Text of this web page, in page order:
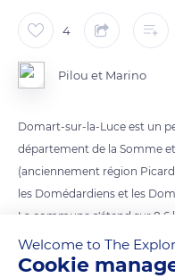
4
Pilou et Marino
Domart-sur-la-Luce est un
département de la Somme
(anciennement région
les Domédardiens et les
La commune s'étend sur
depuis le dernier
Welcome to The
Cookie